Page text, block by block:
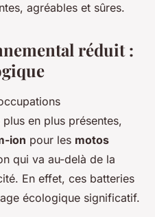
agréables et sûres.
réduit :
en plus présentes,
ion pour les motos
qui va au-delà de la
En effet, ces batteries
écologique significatif.